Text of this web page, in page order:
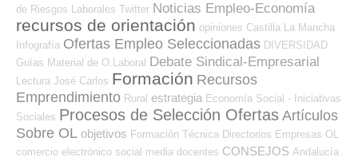
de Riesgos Laborales Twitter Noticias Empleo-Economía
recursos de orientación opiniones Castilla La Mancha
Infografía Ofertas Empleo Seleccionadas DIVERSIDAD
Guías Material de O.Laboral Debate Sindical-Empresarial
Lectura José Carlos Formación Recursos
Emprendimiento Rural estrategia Economía Social - Iniciativas
Sociales Procesos de Selección Ofertas Artículos
Sobre OL objetivos Formación Técnica Directorios Empresas OL
comercio electrónico social media docentes CONSEJOS Andalucía